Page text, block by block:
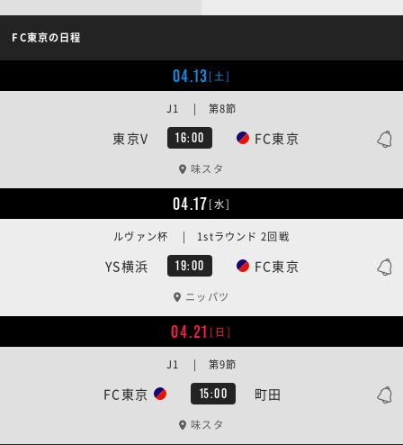
FC東京の日程
04.13[土]
東京V 16:00 FC東京
J1 | 第8節
味スタ
04.17[水]
YS横浜 19:00 FC東京
ルヴァン杯 | 1stラウンド 2回戦
ニッパツ
04.21 [日]
FC東京 15:00 町田
J1 | 第9節
味スタ